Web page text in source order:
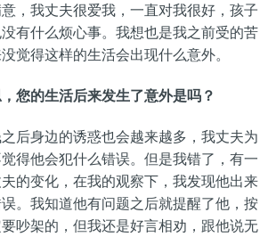
，我丈夫很爱我，一直对我很好，孩子
有什么烦心事。我想也是我之前受的苦
觉得这样的生活会出现什么意外。
您的生活后来发生了意外是吗？
后身边的诱惑也会越来越多，我丈夫为
得他会犯什么错误。但是我错了，有一
的变化，在我的观察下，我发现他出来
。我知道他有问题之后就提醒了他，按
吵架的，但我还是好言相劝，跟他说无